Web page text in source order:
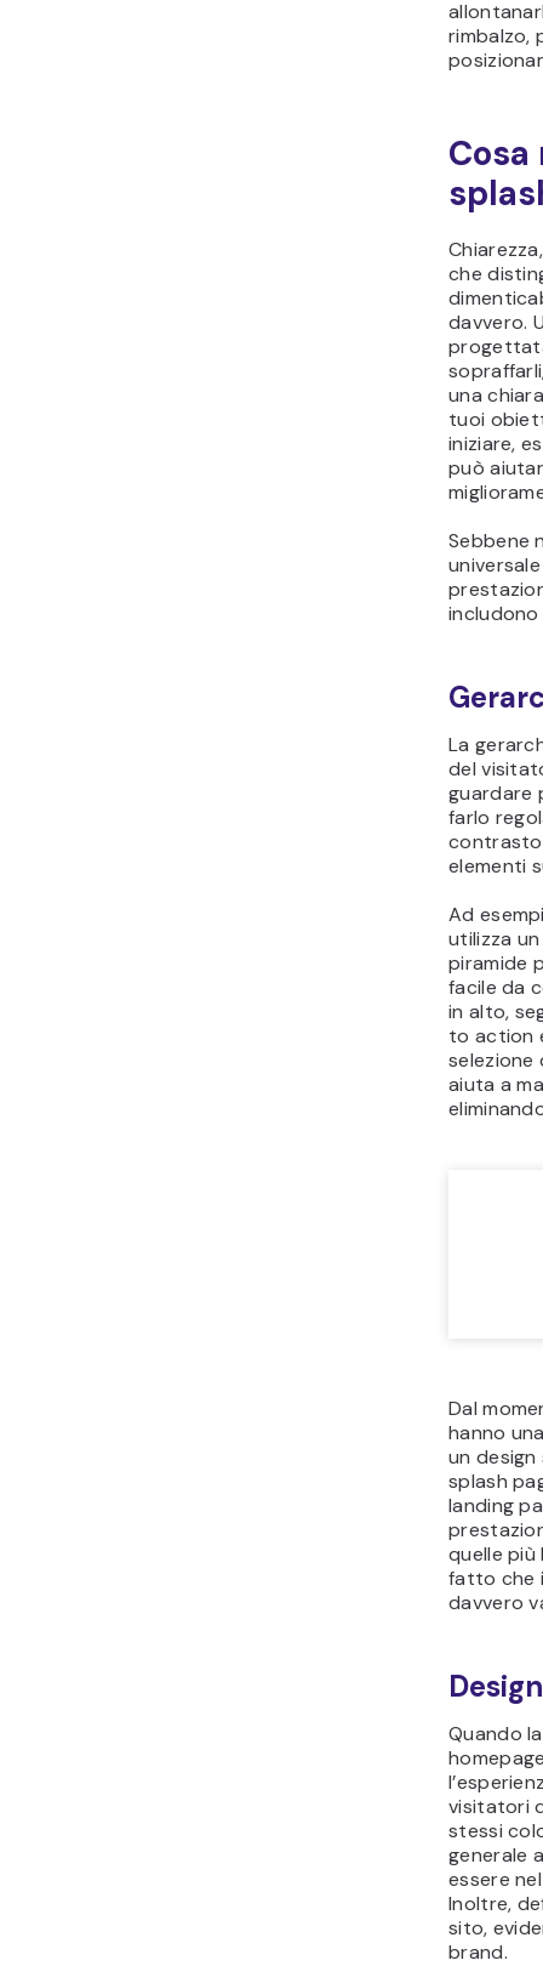
rimbalzo,
che
davvero.
una
tuoi
iniziare,
può
Sebbene
La
del
guardare
farlo
contrasto
elementi
Ad
utilizza
piramide
facile da
in alto,
to action
selezione
aiuta a
Dal
hanno
un
splash
landing
quelle più
fatto che
davvero
Quando
visitatori
stessi
generale
essere
Inoltre,
sito,
brand.